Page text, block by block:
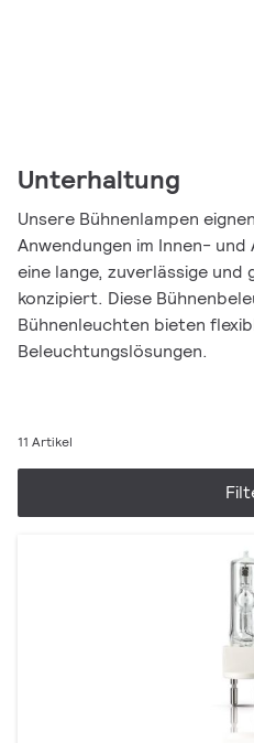
Unterhaltung
Unsere Bühnenlampen
Anwendungen im Innen-
eine lange, zuverlässige
konzipiert. Diese
Bühnenleuchten bieten
Beleuchtungslösungen.
11 Artikel